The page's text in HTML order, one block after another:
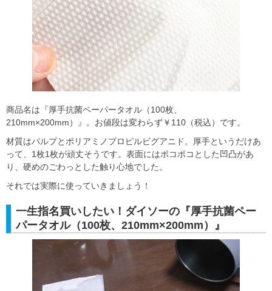
商品名は『厚手抗菌ペーパータオル（100枚、
210mm×200mm）』。お値段は変わらず￥110（税込）です。
材質はパルプとポリアミノプロピルビグアニド。厚手というだけあ
って、1枚1枚が頑丈そうです。表面にはポコポコとした凹凸があ
り、硬めのごわっとした触り心地でした。
それでは実際に使っていきましょう！
一生指名買いしたい！ダイソーの『厚手抗菌ペー
パータオル（100枚、210mm×200mm）』